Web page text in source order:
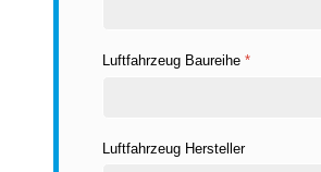
Luftfahrzeug Baureihe *
Luftfahrzeug Hersteller